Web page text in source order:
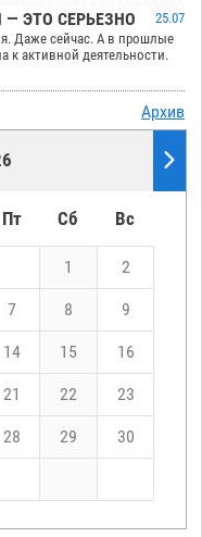
ЭТО СЕРЬЕЗНО
25.07
Даже сейчас. А в прошлые
к активной деятельности.
Архив
Пт Сб Вс
1 2
7 8 9
14 15 16
21 22 23
28 29 30